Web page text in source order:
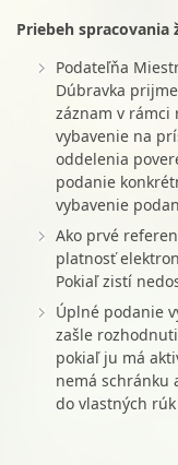
Priebeh spracovania
Podateľňa
Dúbravka
záznam v
vybavenie na
oddelenia
podanie
vybavenie
Ako prvé
platnosť
Pokiaľ zistí
Úplné podanie
zašle
pokiaľ ju má
nemá schránku
do vlastných